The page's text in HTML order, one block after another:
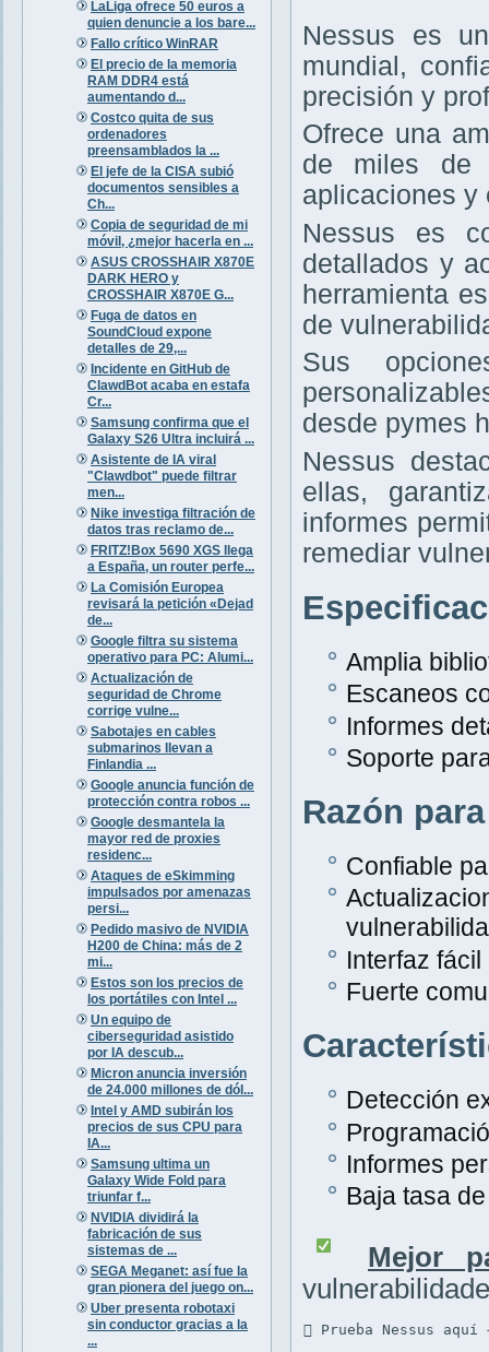
LaLiga ofrece 50 euros a
quien denuncie a los bare...
Fallo crítico WinRAR
El precio de la memoria
RAM DDR4 está
aumentando d...
Costco quita de sus
ordenadores
preensamblados la ...
El jefe de la CISA subió
documentos sensibles a
Ch...
Copia de seguridad de mi
móvil, ¿mejor hacerla en ...
ASUS CROSSHAIR X870E
DARK HERO y
CROSSHAIR X870E G...
Fuga de datos en
SoundCloud expone
detalles de 29,...
Incidente en GitHub de
ClawdBot acaba en estafa
Cr...
Samsung confirma que el
Galaxy S26 Ultra incluirá ...
Asistente de IA viral
"Clawdbot" puede filtrar
men...
Nike investiga filtración de
datos tras reclamo de...
FRITZ!Box 5690 XGS llega
a España, un router perfe...
La Comisión Europea
revisará la petición «Dejad
de...
Google filtra su sistema
operativo para PC: Alumi...
Actualización de
seguridad de Chrome
corrige vulne...
Sabotajes en cables
submarinos llevan a
Finlandia ...
Google anuncia función de
protección contra robos ...
Google desmantela la
mayor red de proxies
residenc...
Ataques de eSkimming
impulsados por amenazas
persi...
Pedido masivo de NVIDIA
H200 de China: más de 2
mi...
Estos son los precios de
los portátiles con Intel ...
Un equipo de
ciberseguridad asistido
por IA descub...
Micron anuncia inversión
de 24.000 millones de dól...
Intel y AMD subirán los
precios de sus CPU para
IA...
Samsung ultima un
Galaxy Wide Fold para
triunfar f...
NVIDIA dividirá la
fabricación de sus
sistemas de ...
SEGA Meganet: así fue la
gran pionera del juego on...
Uber presenta robotaxi
sin conductor gracias a la
...
Nessus es
mundial,
precisión y
Ofrece una
de miles de
aplicaciones y
Nessus es
detallados y
herramienta
de
Sus
desde pymes
Nessus
ellas,
informes
remediar
Amplia
Escaneos
Informes
Soporte
Razón
Confiable
Interfaz
Fuerte
Detección
Informes
Baja tasa
Mejor
 Prueba Nessus aquí